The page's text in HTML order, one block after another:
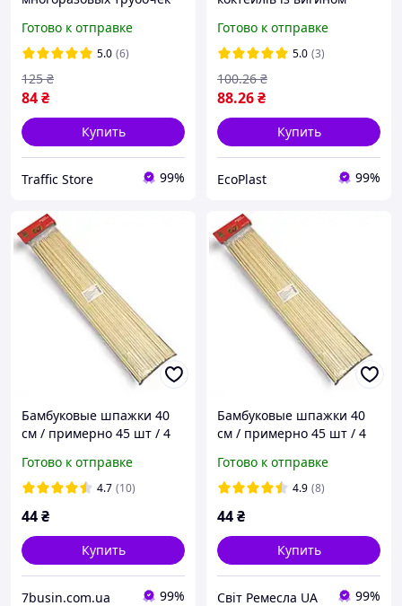
для чистки
Готово к отправке
5.0 (6)
84₴
125 ₴
Купить
Traffic Store 99%
штук
Готово к отправке
5.0 (3)
88.26₴
100.26 ₴
Купить
EcoPlast 99%
Бамбуковые шпажки 40
см / примерно 45 шт / 4
Готово к отправке
4.7 (10)
44₴
Купить
7busin.com.ua 99%
Бамбуковые шпажки 40
см / примерно 45 шт / 4
Готово к отправке
4.9 (8)
44₴
Купить
Світ Ремесла UA 99%